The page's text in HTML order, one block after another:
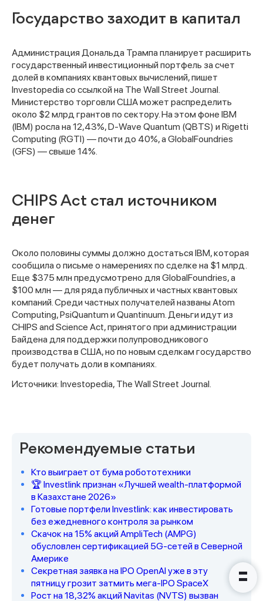
Государство заходит в капитал
Администрация Дональда Трампа планирует расширить
государственный инвестиционный портфель за счет
долей в компаниях квантовых вычислений, пишет
Investopedia со ссылкой на The Wall Street Journal.
Министерство торговли США может распределить
около $2 млрд грантов по сектору. На этом фоне IBM
(IBM) росла на 12,43%, D-Wave Quantum (QBTS) и Rigetti
Computing (RGTI) — почти до 40%, а GlobalFoundries
(GFS) — свыше 14%.
CHIPS Act стал источником
денег
Около половины суммы должно достаться IBM, которая
сообщила о письме о намерениях по сделке на $1 млрд.
Еще $375 млн предусмотрено для GlobalFoundries, а
$100 млн — для ряда публичных и частных квантовых
компаний. Среди частных получателей названы Atom
Computing, PsiQuantum и Quantinuum. Деньги идут из
CHIPS and Science Act, принятого при администрации
Байдена для поддержки полупроводникового
производства в США, но по новым сделкам государство
будет получать доли в компаниях.
Источники: Investopedia, The Wall Street Journal.
Рекомендуемые статьи
Кто выиграет от бума робототехники
🏆 Investlink признан «Лучшей wealth-платформой
в Казахстане 2026»
Готовые портфели Investlink: как инвестировать
без ежедневного контроля за рынком
Скачок на 15% акций AmpliTech (AMPG)
обусловлен сертификацией 5G-сетей в Северной
Америке
Секретная заявка на IPO OpenAI уже в эту
пятницу грозит затмить мега-IPO SpaceX
Рост на 18,32% акций Navitas (NVTS) вызван
Наши консультанты свяжутся с
вами в ближайшее время